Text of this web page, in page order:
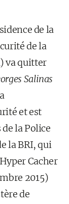
de la
de la
va quitter
Salinas
et est
la Police
la BRI, qui
Cacher
2015)
de